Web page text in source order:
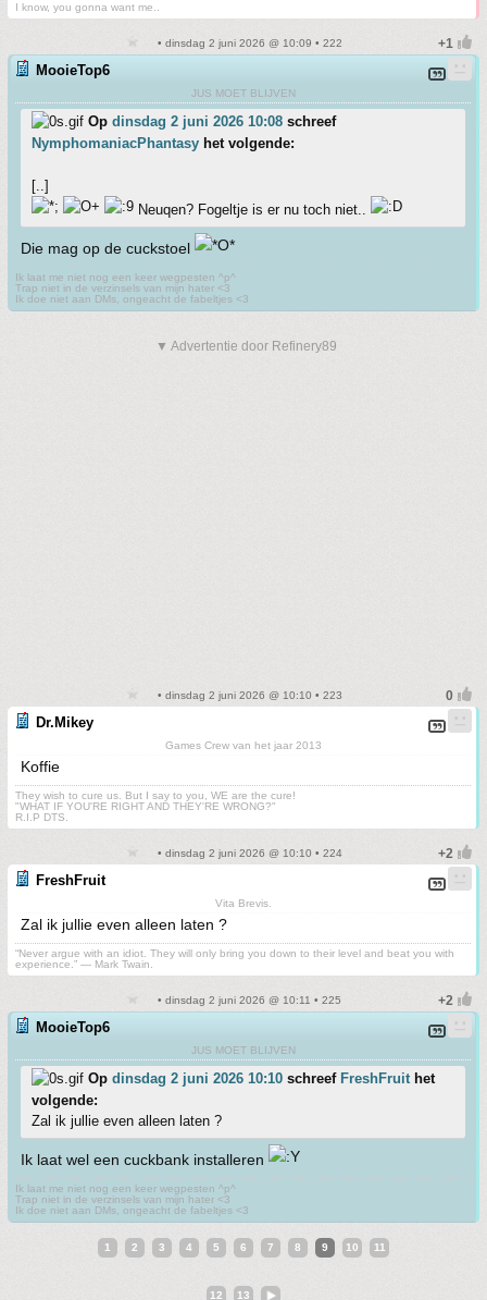
I know, you gonna want me..
• dinsdag 2 juni 2026 @ 10:09 • 222
MooieTop6
JUS MOET BLIJVEN
Op dinsdag 2 juni 2026 10:08 schreef
NymphomaniacPhantasy het volgende:
[..]
Neuqen? Fogeltje is er nu toch niet..
Die mag op de cuckstoel
Ik laat me niet nog een keer wegpesten ^p^
Trap niet in de verzinsels van mijn hater <3
Ik doe niet aan DMs, ongeacht de fabeltjes <3
▼ Advertentie door Refinery89
• dinsdag 2 juni 2026 @ 10:10 • 223
Dr.Mikey
Games Crew van het jaar 2013
Koffie
They wish to cure us. But I say to you, WE are the cure!
"WHAT IF YOU'RE RIGHT AND THEY'RE WRONG?"
R.I.P DTS.
• dinsdag 2 juni 2026 @ 10:10 • 224
FreshFruit
Vita Brevis.
Zal ik jullie even alleen laten ?
“Never argue with an idiot. They will only bring you down to their level and beat you with
experience.” ― Mark Twain.
• dinsdag 2 juni 2026 @ 10:11 • 225
MooieTop6
JUS MOET BLIJVEN
Op dinsdag 2 juni 2026 10:10 schreef FreshFruithet
volgende:
Zal ik jullie even alleen laten ?
Ik laat wel een cuckbank installeren
Ik laat me niet nog een keer wegpesten ^p^
Trap niet in de verzinsels van mijn hater <3
Ik doe niet aan DMs, ongeacht de fabeltjes <3
1 2 3 4 5 6 7 8 9 10 11
12 13